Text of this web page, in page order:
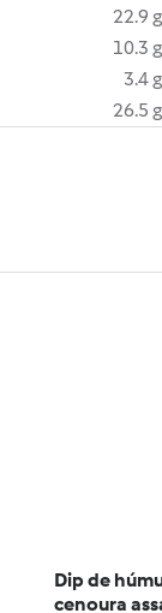
22.9 g
10.3 g
3.4 g
26.5 g
Dip de
cenoura